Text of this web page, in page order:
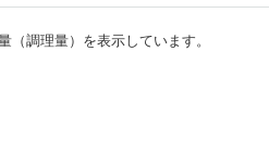
調理量）を表示しています。